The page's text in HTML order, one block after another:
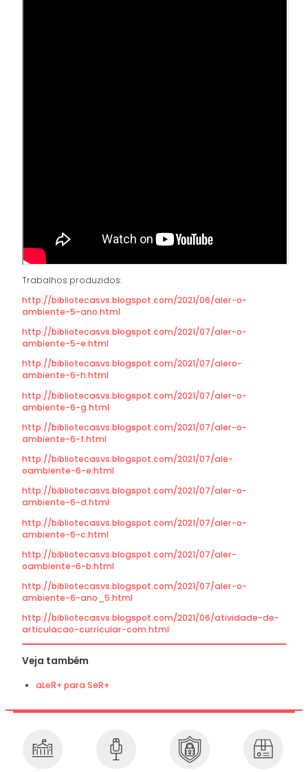
Trabalhos produzidos:
http://bibliotecasvs.blogspot.com/2021/06/aler-o-
ambiente-5-ano.html
http://bibliotecasvs.blogspot.com/2021/07/aler-o-
ambiente-5-e.html
http://bibliotecasvs.blogspot.com/2021/07/alero-
ambiente-6-h.html
http://bibliotecasvs.blogspot.com/2021/07/aler-o-
ambiente-6-g.html
http://bibliotecasvs.blogspot.com/2021/07/aler-o-
ambiente-6-f.html
http://bibliotecasvs.blogspot.com/2021/07/ale-
oambiente-6-e.html
http://bibliotecasvs.blogspot.com/2021/07/aler-o-
ambiente-6-d.html
http://bibliotecasvs.blogspot.com/2021/07/aler-o-
ambiente-6-c.html
http://bibliotecasvs.blogspot.com/2021/07/aler-
oambiente-6-b.html
http://bibliotecasvs.blogspot.com/2021/07/aler-o-
ambiente-6-ano_5.html
http://bibliotecasvs.blogspot.com/2021/06/atividade-de-
articulacao-curricular-com.html
Veja também
aLeR+ para SeR+